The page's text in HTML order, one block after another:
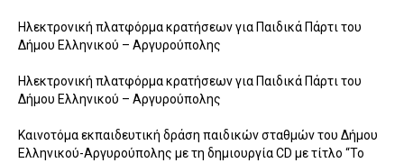
Ηλεκτρονική πλατφόρμα κρατήσεων για Παιδικά Πάρτι του
Δήμου Ελληνικού – Αργυρούπολης
Ηλεκτρονική πλατφόρμα κρατήσεων για Παιδικά Πάρτι του
Δήμου Ελληνικού – Αργυρούπολης
Καινοτόμα εκπαιδευτική δράση παιδικών σταθμών του Δήμου
Ελληνικού-Αργυρούπολης με τη δημιουργία CD με τίτλο “Το